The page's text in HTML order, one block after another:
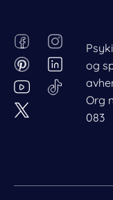
og
Org
083
F
a
c
e
b
o
I
n
s
t
P
i
n
t
e
r
L
i
n
k